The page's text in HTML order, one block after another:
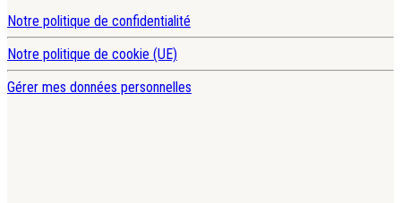
Notre politique de confidentialité
Notre politique de cookie (UE)
Gérer mes données personnelles